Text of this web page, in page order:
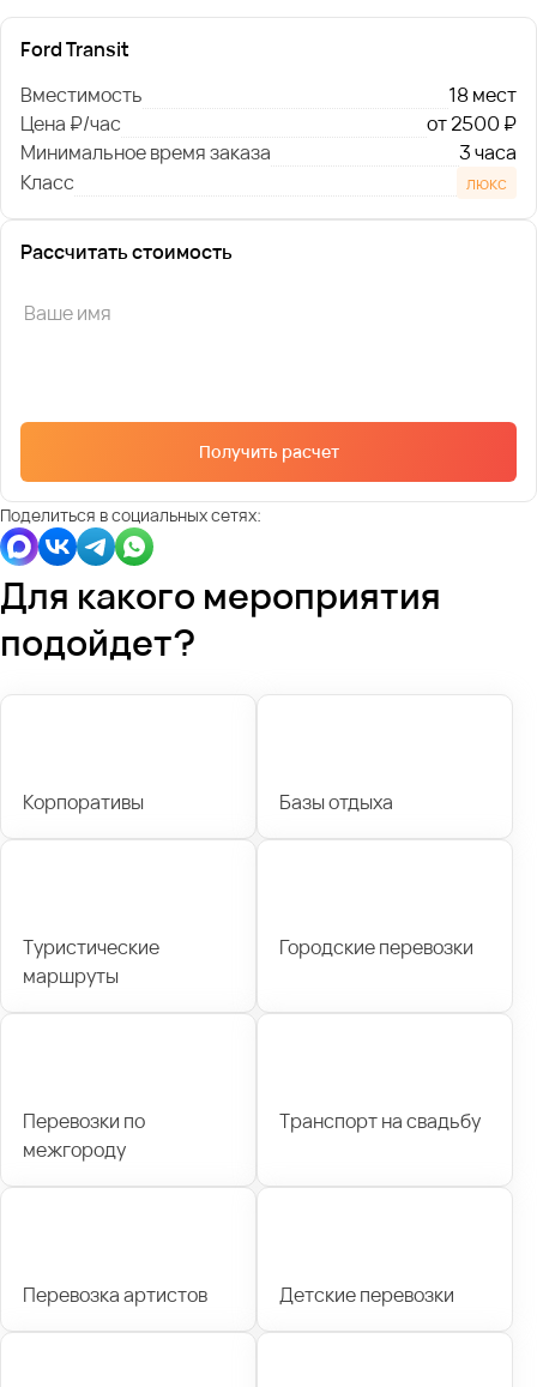
Ford Transit
Вместимость
18 мест
Цена ₽/час
от 2500 ₽
Минимальное время заказа
3 часа
Класс
люкс
Рассчитать стоимость
Получить расчет
Поделиться в социальных сетях:
Для какого мероприятия
подойдет?
Корпоративы Базы отдыха
Туристические
маршруты
Городские перевозки
Перевозки по
межгороду
Транспорт на свадьбу
Перевозка артистов Детские перевозки